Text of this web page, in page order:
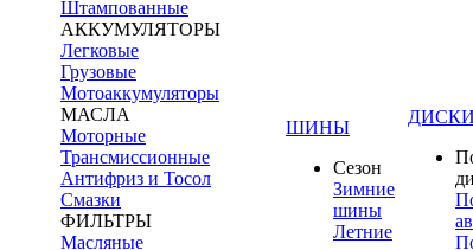
Штампованные
АККУМУЛЯТОРЫ
Легковые
Грузовые
Мотоаккумуляторы
МАСЛА
Моторные
Трансмиссионные
Антифриз и Тосол
Смазки
ФИЛЬТРЫ
Масляные
ШИНЫ
Сезон
Зимние
шины
Летние
ДИСКИ